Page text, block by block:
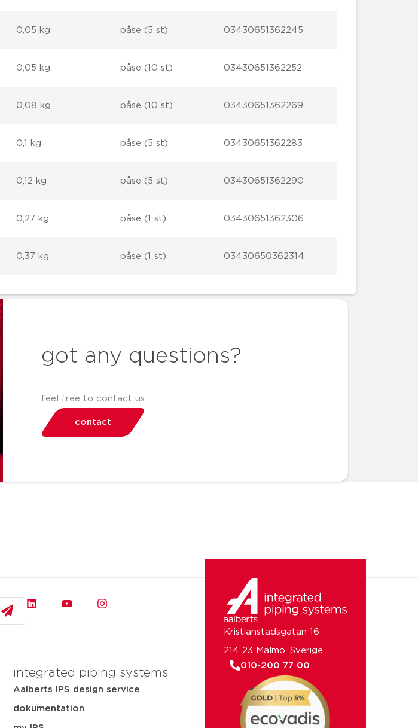
0,05 kg påse (5 st) 03430651362245
0,05 kg påse (10 st) 03430651362252
0,08 kg påse (10 st) 03430651362269
0,1 kg påse (5 st) 03430651362283
0,12 kg påse (5 st) 03430651362290
0,27 kg påse (1 st) 03430651362306
0,37 kg påse (1 st) 03430650362314
got any questions?
feel free to contact us
contact
integrated piping systems
Aalberts IPS design service
dokumentation
Kristianstadsgatan 16
214 23 Malmö, Sverige
010-200 77 00